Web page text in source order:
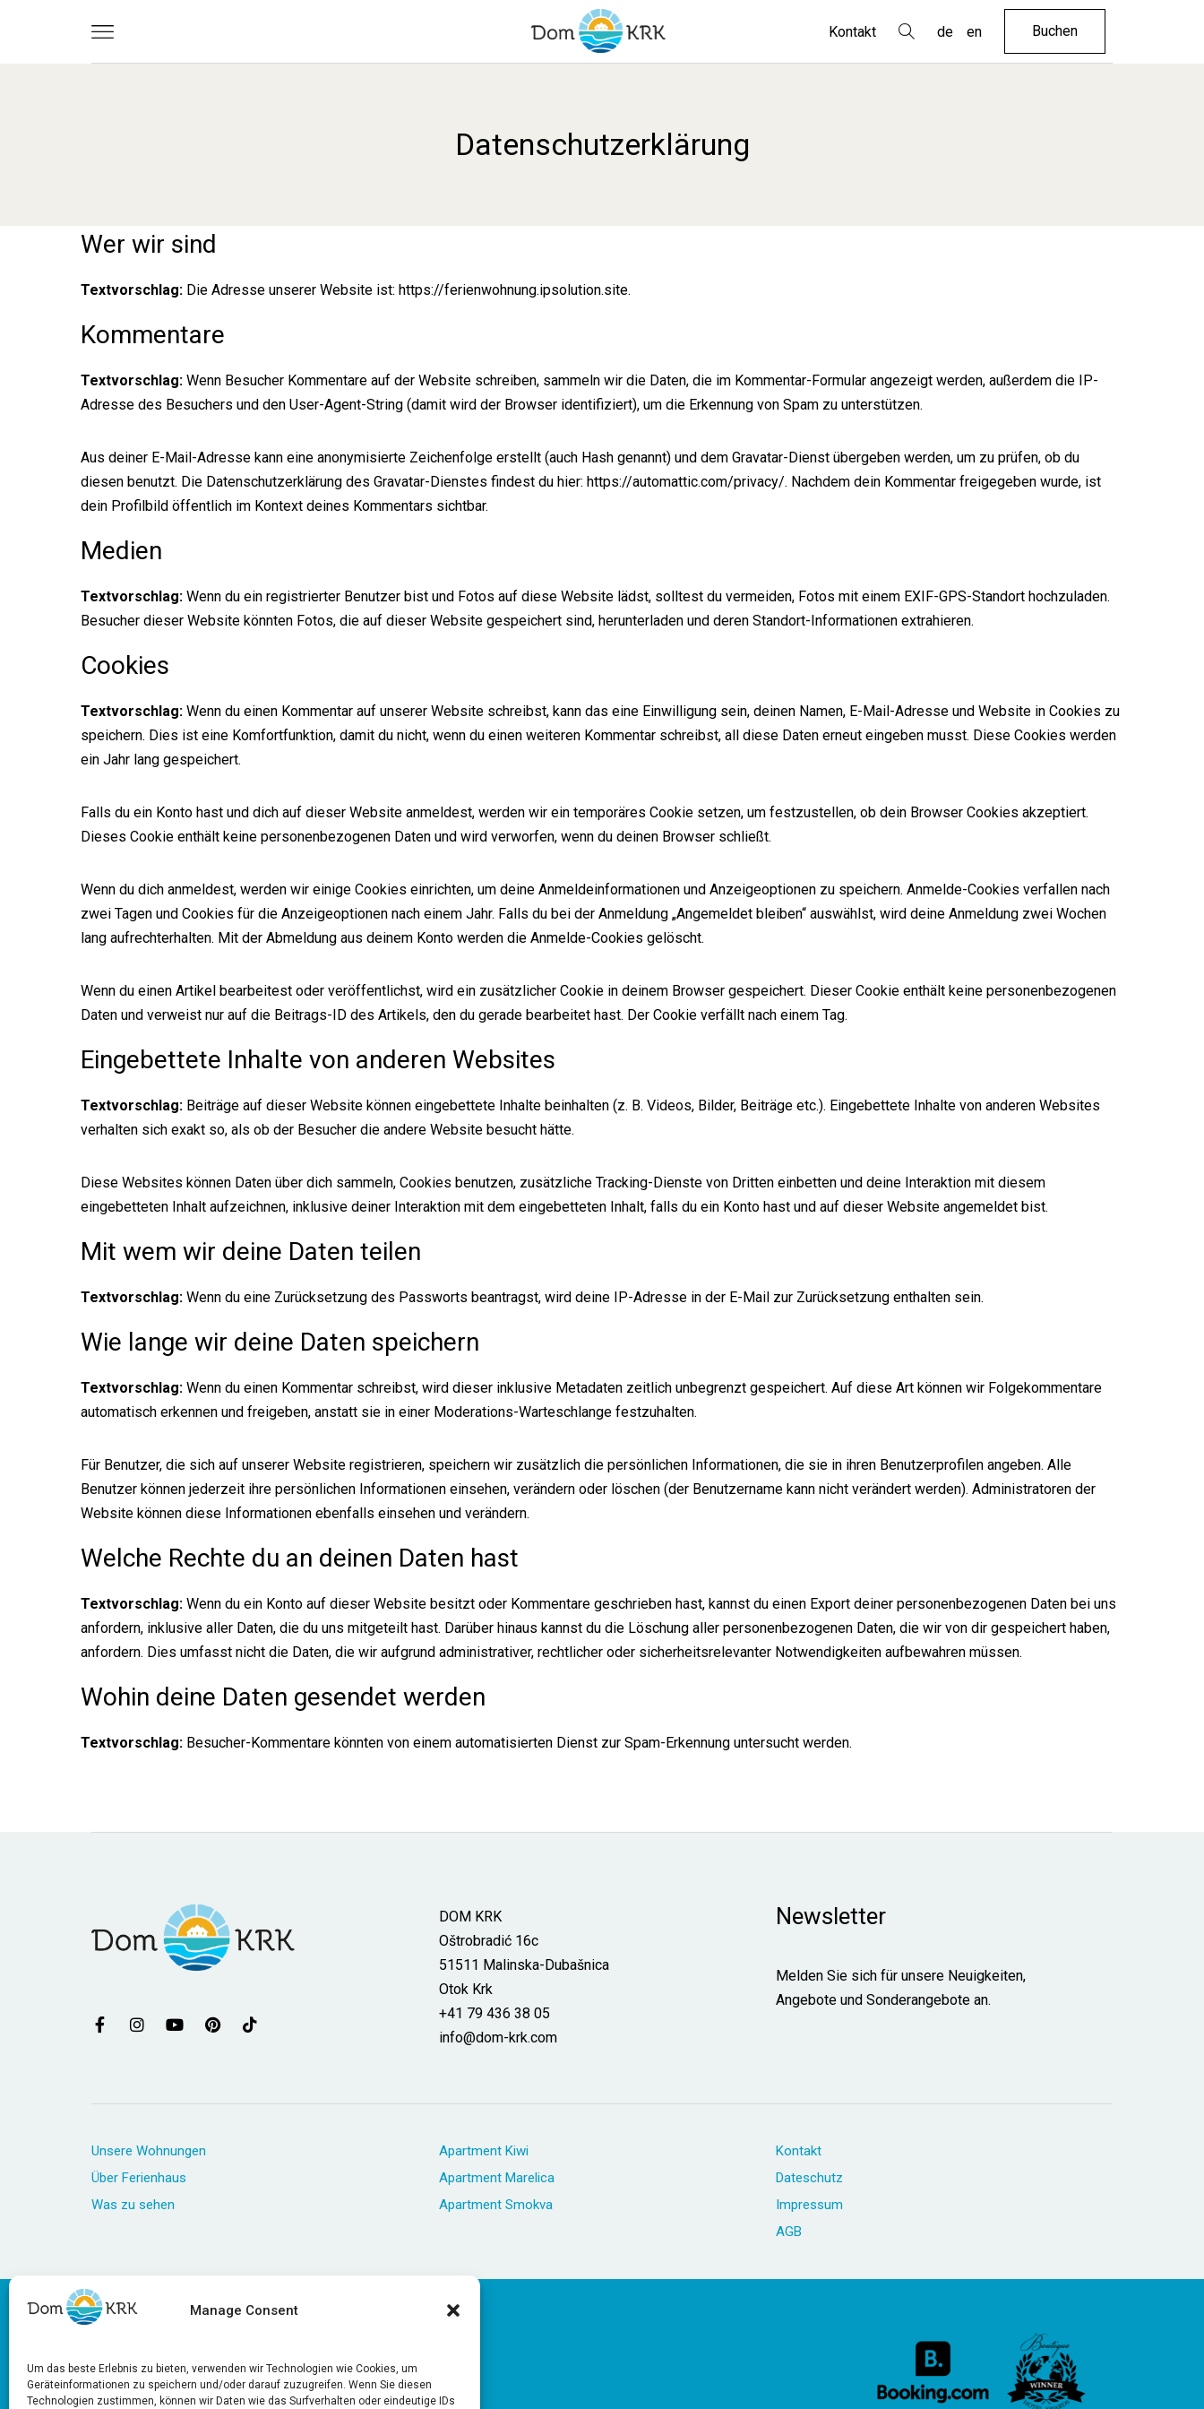
Manage Consent
Um das beste Erlebnis zu bieten, verwenden wir Technologien wie Cookies, um
Geräteinformationen zu speichern und/oder darauf zuzugreifen. Wenn Sie diesen
Technologien zustimmen, können wir Daten wie das Surfverhalten oder eindeutige IDs
Kontakt de en Buchen
Datenschutzerklärung
Wer wir sind
Textvorschlag: Die Adresse unserer Website ist: https://ferienwohnung.ipsolution.site.
Kommentare
Textvorschlag: Wenn Besucher Kommentare auf der Website schreiben, sammeln wir die Daten, die im Kommentar-Formular angezeigt werden, außerdem die IP-
Adresse des Besuchers und den User-Agent-String (damit wird der Browser identifiziert), um die Erkennung von Spam zu unterstützen.
Aus deiner E-Mail-Adresse kann eine anonymisierte Zeichenfolge erstellt (auch Hash genannt) und dem Gravatar-Dienst übergeben werden, um zu prüfen, ob du
diesen benutzt. Die Datenschutzerklärung des Gravatar-Dienstes findest du hier: https://automattic.com/privacy/. Nachdem dein Kommentar freigegeben wurde, ist
dein Profilbild öffentlich im Kontext deines Kommentars sichtbar.
Medien
Textvorschlag: Wenn du ein registrierter Benutzer bist und Fotos auf diese Website lädst, solltest du vermeiden, Fotos mit einem EXIF-GPS-Standort hochzuladen.
Besucher dieser Website könnten Fotos, die auf dieser Website gespeichert sind, herunterladen und deren Standort-Informationen extrahieren.
Cookies
Textvorschlag: Wenn du einen Kommentar auf unserer Website schreibst, kann das eine Einwilligung sein, deinen Namen, E-Mail-Adresse und Website in Cookies zu
speichern. Dies ist eine Komfortfunktion, damit du nicht, wenn du einen weiteren Kommentar schreibst, all diese Daten erneut eingeben musst. Diese Cookies werden
ein Jahr lang gespeichert.
Falls du ein Konto hast und dich auf dieser Website anmeldest, werden wir ein temporäres Cookie setzen, um festzustellen, ob dein Browser Cookies akzeptiert.
Dieses Cookie enthält keine personenbezogenen Daten und wird verworfen, wenn du deinen Browser schließt.
Wenn du dich anmeldest, werden wir einige Cookies einrichten, um deine Anmeldeinformationen und Anzeigeoptionen zu speichern. Anmelde-Cookies verfallen nach
zwei Tagen und Cookies für die Anzeigeoptionen nach einem Jahr. Falls du bei der Anmeldung „Angemeldet bleiben“ auswählst, wird deine Anmeldung zwei Wochen
lang aufrechterhalten. Mit der Abmeldung aus deinem Konto werden die Anmelde-Cookies gelöscht.
Wenn du einen Artikel bearbeitest oder veröffentlichst, wird ein zusätzlicher Cookie in deinem Browser gespeichert. Dieser Cookie enthält keine personenbezogenen
Daten und verweist nur auf die Beitrags-ID des Artikels, den du gerade bearbeitet hast. Der Cookie verfällt nach einem Tag.
Eingebettete Inhalte von anderen Websites
Textvorschlag: Beiträge auf dieser Website können eingebettete Inhalte beinhalten (z. B. Videos, Bilder, Beiträge etc.). Eingebettete Inhalte von anderen Websites
verhalten sich exakt so, als ob der Besucher die andere Website besucht hätte.
Diese Websites können Daten über dich sammeln, Cookies benutzen, zusätzliche Tracking-Dienste von Dritten einbetten und deine Interaktion mit diesem
eingebetteten Inhalt aufzeichnen, inklusive deiner Interaktion mit dem eingebetteten Inhalt, falls du ein Konto hast und auf dieser Website angemeldet bist.
Mit wem wir deine Daten teilen
Textvorschlag: Wenn du eine Zurücksetzung des Passworts beantragst, wird deine IP-Adresse in der E-Mail zur Zurücksetzung enthalten sein.
Wie lange wir deine Daten speichern
Textvorschlag: Wenn du einen Kommentar schreibst, wird dieser inklusive Metadaten zeitlich unbegrenzt gespeichert. Auf diese Art können wir Folgekommentare
automatisch erkennen und freigeben, anstatt sie in einer Moderations-Warteschlange festzuhalten.
Für Benutzer, die sich auf unserer Website registrieren, speichern wir zusätzlich die persönlichen Informationen, die sie in ihren Benutzerprofilen angeben. Alle
Benutzer können jederzeit ihre persönlichen Informationen einsehen, verändern oder löschen (der Benutzername kann nicht verändert werden). Administratoren der
Website können diese Informationen ebenfalls einsehen und verändern.
Welche Rechte du an deinen Daten hast
Textvorschlag: Wenn du ein Konto auf dieser Website besitzt oder Kommentare geschrieben hast, kannst du einen Export deiner personenbezogenen Daten bei uns
anfordern, inklusive aller Daten, die du uns mitgeteilt hast. Darüber hinaus kannst du die Löschung aller personenbezogenen Daten, die wir von dir gespeichert haben,
anfordern. Dies umfasst nicht die Daten, die wir aufgrund administrativer, rechtlicher oder sicherheitsrelevanter Notwendigkeiten aufbewahren müssen.
Wohin deine Daten gesendet werden
Textvorschlag: Besucher-Kommentare könnten von einem automatisierten Dienst zur Spam-Erkennung untersucht werden.
DOM KRK
Oštrobradić 16c
51511 Malinska-Dubašnica
Otok Krk
+41 79 436 38 05
info@dom-krk.com
Newsletter
Melden Sie sich für unsere Neuigkeiten,
Angebote und Sonderangebote an.
Unsere Wohnungen
Über Ferienhaus
Was zu sehen
Apartment Kiwi
Apartment Marelica
Apartment Smokva
Kontakt
Dateschutz
Impressum
AGB
Home
Unsere Wohnungen
Ferienhaus
Oštrobradić 16c
Otok Krk